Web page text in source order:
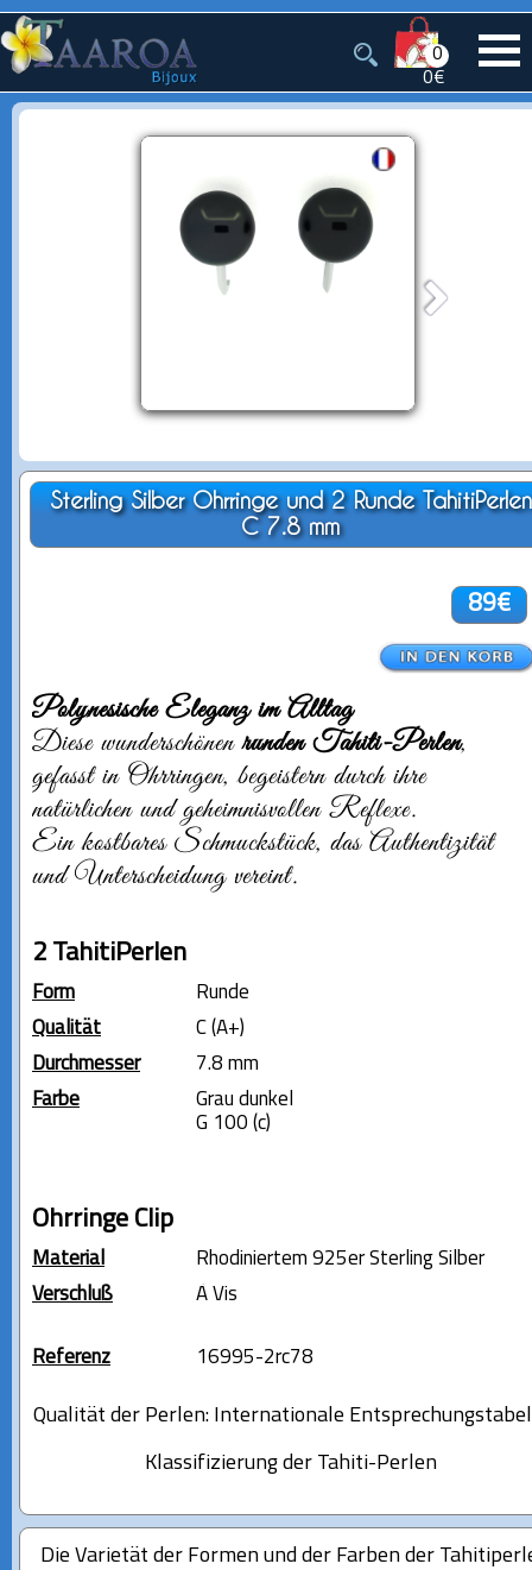
0
0€
Sterling Silber Ohrringe und 2 Runde TahitiPerlen
C 7.8 mm
89€
Polynesische Eleganz im Alltag
Diese wunderschönenrunden Tahiti-Perlen,
gefasst in Ohrringen, begeistern durch ihre
natürlichen und geheimnisvollen Reflexe.
Ein kostbares Schmuckstück, das Authentizität
und Unterscheidung vereint.
2 TahitiPerlen
Form
Runde
Qualität
C (A+)
Durchmesser
7.8 mm
Farbe
Grau dunkel
G 100 (c)
Ohrringe Clip
Material
Rhodiniertem 925er Sterling Silber
Verschluß
À Vis
Referenz 16995-2rc78
Qualität der Perlen: Internationale
Klassifizierung der Tahiti-Perlen
Die Varietät der Formen und der Farben der